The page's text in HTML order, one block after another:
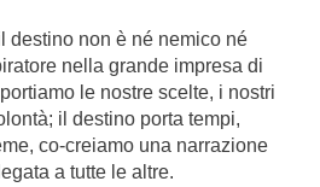
destino non è né nemico né
nella grande impresa di
le nostre scelte, i nostri
il destino porta tempi,
co-creiamo una narrazione
a tutte le altre.